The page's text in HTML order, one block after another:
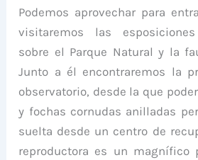
Podemos aprovechar para
visitaremos las
sobre el Parque Natural y la
Junto a él encontraremos la
observatorio, desde la que
y fochas cornudas anilladas
suelta desde un centro de
reproductora es un magnífico